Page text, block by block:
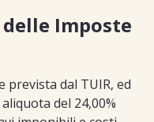
Imposte
prevista dal TUIR, ed
del 24,00%